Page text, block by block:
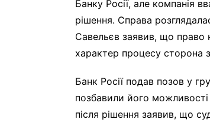
Банку Росії, але компанія
рішення. Справа
Савельєв заявив, що право
характер процесу сторона
Банк Росії подав позов у
позбавили його
після рішення заявив, що